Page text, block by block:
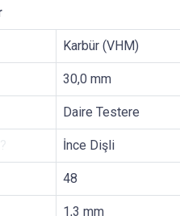
Karbür (VHM)
30,0 mm
Daire Testere
İnce Dişli
48
1,3 mm